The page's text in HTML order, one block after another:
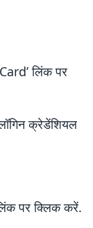
लिंक पर
क्रेडेंशियल
पर क्लिक करें.